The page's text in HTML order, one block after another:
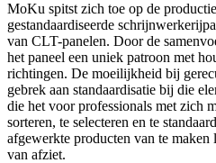
MoKu spitst zich toe op de
gestandaardiseerde
van CLT-panelen. Door de
het paneel een uniek patroon met
richtingen. De moeilijkheid bij
gebrek aan standaardisatie bij die
die het voor professionals met zich
sorteren, te selecteren en te
afgewerkte producten van te maken
van afziet.